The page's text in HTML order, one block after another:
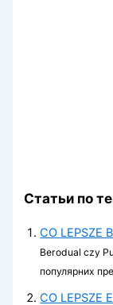
Статьи по
CO LEPSZE
Berodual czy
популярних
CO LEPSZE